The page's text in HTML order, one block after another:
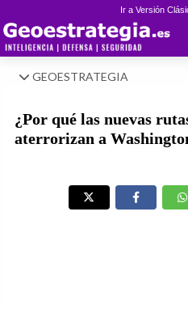
Ir a Versión
GEOESTRATEGIA
¿Por qué las nuevas
aterrorizan a